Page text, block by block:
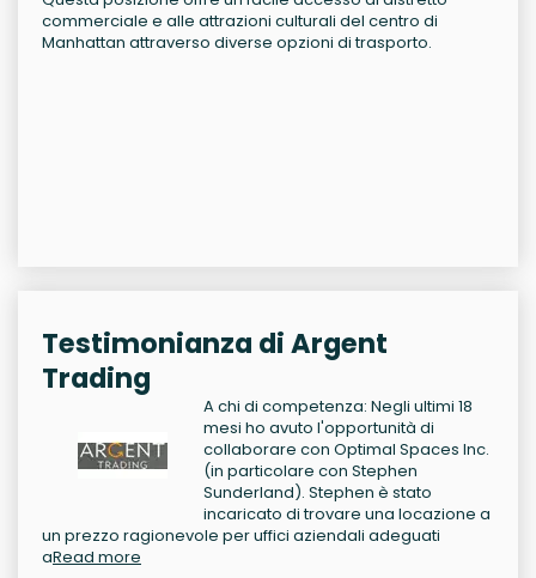
commerciale e alle attrazioni culturali del centro di
Manhattan attraverso diverse opzioni di trasporto.
Testimonianza di Argent
Trading
A chi di competenza: Negli ultimi 18
mesi ho avuto l'opportunità di
collaborare con Optimal Spaces Inc.
(in particolare con Stephen
Sunderland). Stephen è stato
incaricato di trovare una locazione a
un prezzo ragionevole per uffici aziendali adeguati
aRead more